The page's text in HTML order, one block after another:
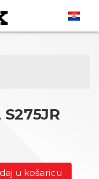
S275JR
u košaricu